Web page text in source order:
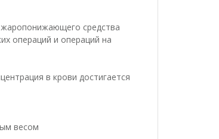
средства
операций и операций на
в крови достигается
весом